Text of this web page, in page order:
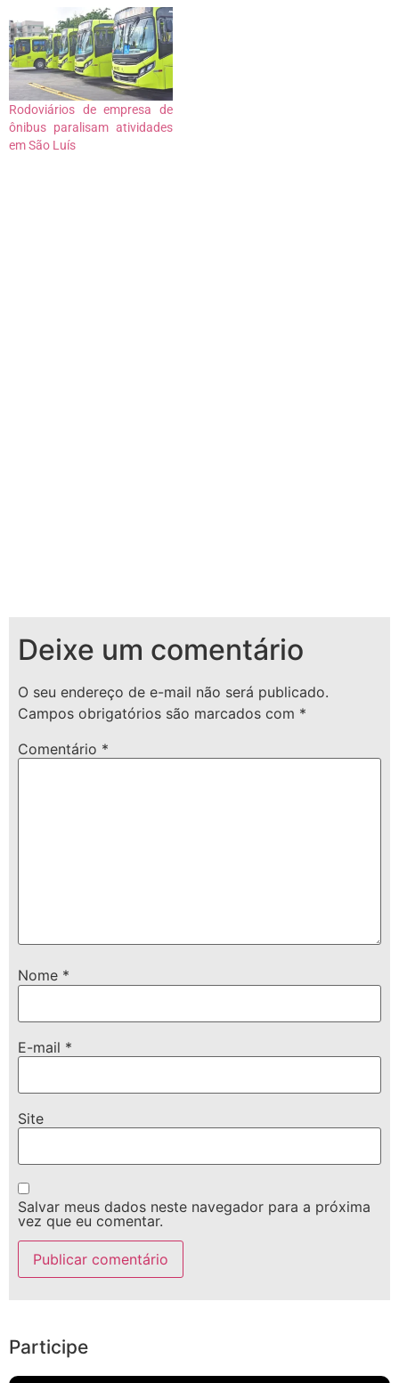
Rodoviários de empresa de
ônibus paralisam atividades
em São Luís
Deixe um comentário
O seu endereço de e-mail não será publicado.
Campos obrigatórios são marcados com *
Comentário *
Nome *
E-mail *
Site
Salvar meus dados neste navegador para a próxima
vez que eu comentar.
Participe